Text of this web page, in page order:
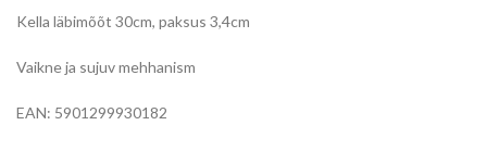
Kella läbimõõt 30cm, paksus 3,4cm
Vaikne ja sujuv mehhanism
EAN: 5901299930182